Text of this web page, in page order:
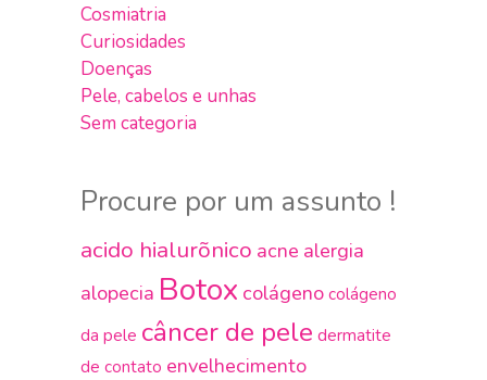
Cosmiatria
Curiosidades
Doenças
Pele, cabelos e unhas
Sem categoria
Procure por um assunto !
acido hialurõnico acne alergia
alopecia Botox colágeno colágeno
da pele câncer de pele dermatite
de contato envelhecimento